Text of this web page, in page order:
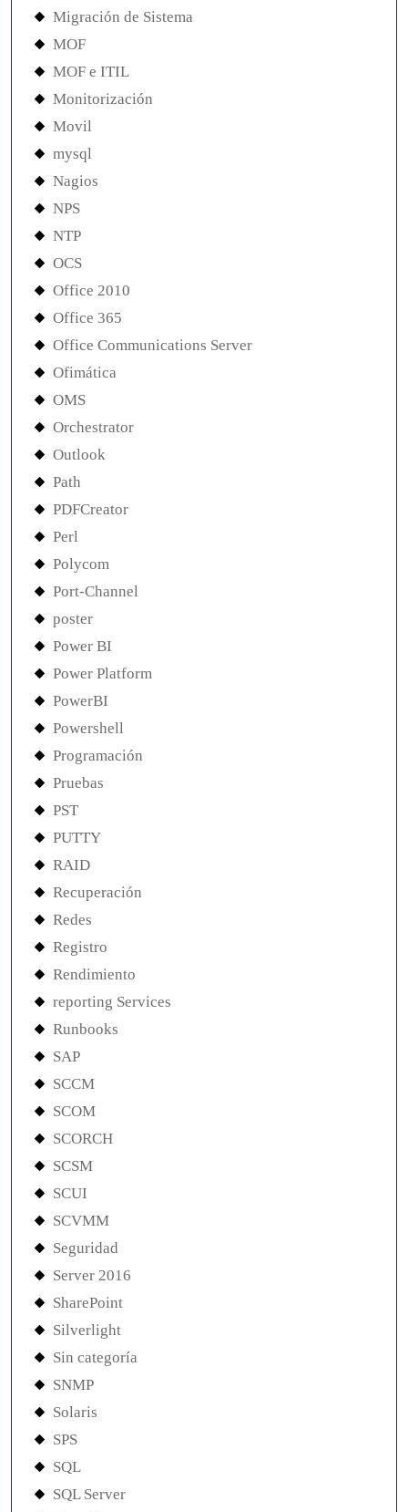
Migración de Sistema
MOF
MOF e ITIL
Monitorización
Movil
mysql
Nagios
NPS
NTP
OCS
Office 2010
Office 365
Office Communications Server
Ofimática
OMS
Orchestrator
Outlook
Path
PDFCreator
Perl
Polycom
Port-Channel
poster
Power BI
Power Platform
PowerBI
Powershell
Programación
Pruebas
PST
PUTTY
RAID
Recuperación
Redes
Registro
Rendimiento
reporting Services
Runbooks
SAP
SCCM
SCOM
SCORCH
SCSM
SCUI
SCVMM
Seguridad
Server 2016
SharePoint
Silverlight
Sin categoría
SNMP
Solaris
SPS
SQL
SQL Server